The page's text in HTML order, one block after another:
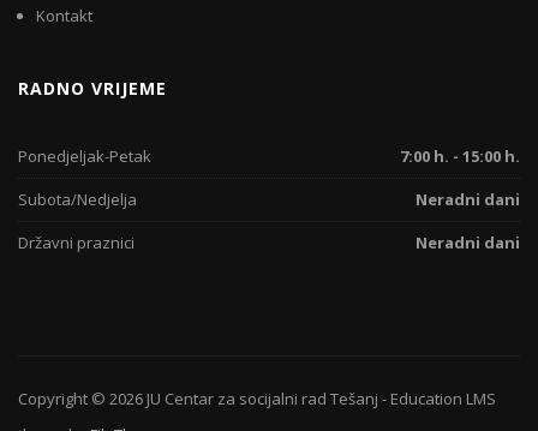
Kontakt
RADNO VRIJEME
Ponedjeljak-Petak
7:00 h. - 15:00 h.
Subota/Nedjelja
Neradni dani
Državni praznici
Neradni dani
Copyright © 2026 JU Centar za socijalni rad Tešanj - Education LMS